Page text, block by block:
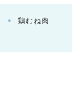
鶏むね肉